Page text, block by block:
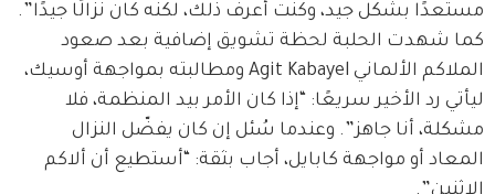
مستعدًا بشكل جيد، وكنت أعرف ذلك، لكنه كان نزالًا جيدًا”.
كما شهدت الحلبة لحظة تشويق إضافية بعد صعود
الملاكم الألماني Agit Kabayel ومطالبته بمواجهة أوسيك،
ليأتي رد الأخير سريعًا: “إذا كان الأمر بيد المنظمة، فلا
مشكلة، أنا جاهز”. وعندما سُئل إن كان يفضّل النزال
المعاد أو مواجهة كابايل، أجاب بثقة: “أستطيع أن ألاكم